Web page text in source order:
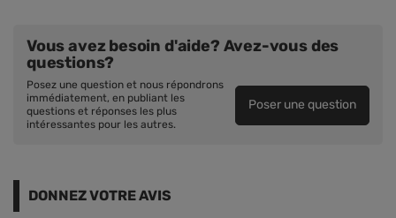
Vous avez besoin d'aide? Avez-vous des
questions?
Posez une question et nous répondrons
immédiatement, en publiant les
questions et réponses les plus
intéressantes pour les autres.
Poser une question
DONNEZ VOTRE AVIS